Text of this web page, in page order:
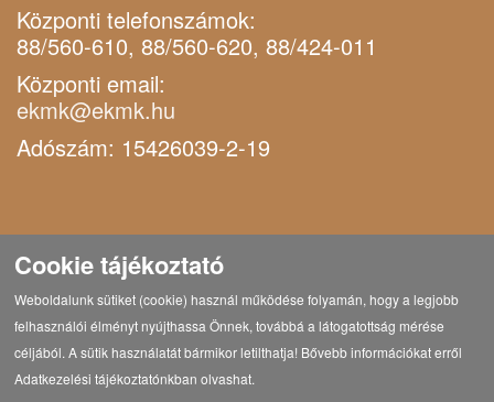
Központi telefonszámok:
88/560-610, 88/560-620, 88/424-011
Központi email:
ekmk@ekmk.hu
Adószám: 15426039-2-19
Cookie tájékoztató
Weboldalunk sütiket (cookie) használ működése folyamán, hogy a legjobb
felhasználói élményt nyújthassa Önnek, továbbá a látogatottság mérése
céljából. A sütik használatát bármikor letilthatja! Bővebb információkat erről
Adatkezelési tájékoztatónkban olvashat.